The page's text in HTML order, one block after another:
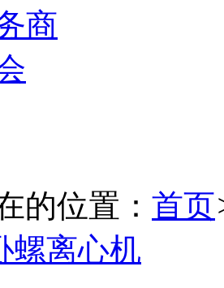
商
的位置： 首页
螺离心机